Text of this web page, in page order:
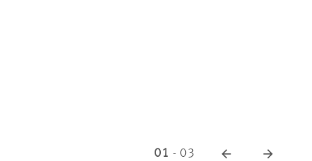
01 - 03